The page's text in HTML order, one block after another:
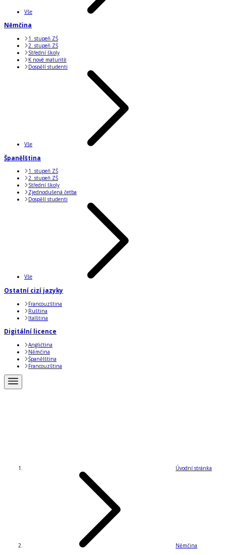
Vše
Němčina
1. stupeň ZŠ
2. stupeň ZŠ
Střední školy
K nové maturitě
Dospělí studenti
Vše
Španělština
1. stupeň ZŠ
2. stupeň ZŠ
Střední školy
Zjednodušená četba
Dospělí studenti
Vše
Ostatní cizí jazyky
Francouzština
Ruština
Italština
Digitální licence
Angličtina
Němčina
Španělština
Francouzština
Úvodní stránka
Němčina